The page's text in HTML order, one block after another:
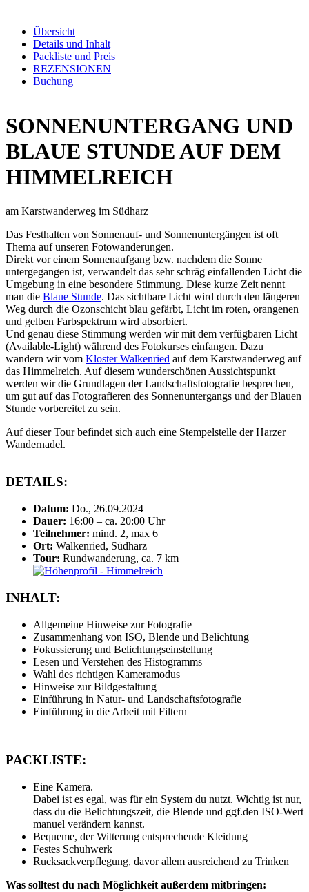
Übersicht
Details und Inhalt
Packliste und Preis
REZENSIONEN
Buchung
SONNENUNTERGANG UND
BLAUE STUNDE AUF DEM
HIMMELREICH
am Karstwanderweg im Südharz
Das Festhalten von Sonnenauf- und Sonnenuntergängen ist oft
Thema auf unseren Fotowanderungen.
Direkt vor einem Sonnenaufgang bzw. nachdem die Sonne
untergegangen ist, verwandelt das sehr schräg einfallenden Licht die
Umgebung in eine besondere Stimmung. Diese kurze Zeit nennt
man die Blaue Stunde. Das sichtbare Licht wird durch den längeren
Weg durch die Ozonschicht blau gefärbt, Licht im roten, orangenen
und gelben Farbspektrum wird absorbiert.
Und genau diese Stimmung werden wir mit dem verfügbaren Licht
(Available-Light) während des Fotokurses einfangen. Dazu
wandern wir vom Kloster Walkenried auf dem Karstwanderweg auf
das Himmelreich. Auf diesem wunderschönen Aussichtspunkt
werden wir die Grundlagen der Landschaftsfotografie besprechen,
um gut auf das Fotografieren des Sonnenuntergangs und der Blauen
Stunde vorbereitet zu sein.
Auf dieser Tour befindet sich auch eine Stempelstelle der Harzer
Wandernadel.
DETAILS:
Datum: Do., 26.09.2024
Dauer: 16:00 – ca. 20:00 Uhr
Teilnehmer: mind. 2, max 6
Ort: Walkenried, Südharz
Tour: Rundwanderung, ca. 7 km
INHALT:
Allgemeine Hinweise zur Fotografie
Zusammenhang von ISO, Blende und Belichtung
Fokussierung und Belichtungseinstellung
Lesen und Verstehen des Histogramms
Wahl des richtigen Kameramodus
Hinweise zur Bildgestaltung
Einführung in Natur- und Landschaftsfotografie
Einführung in die Arbeit mit Filtern
PACKLISTE:
Eine Kamera.
Dabei ist es egal, was für ein System du nutzt. Wichtig ist nur,
dass du die Belichtungszeit, die Blende und ggf.den ISO-Wert
manuel verändern kannst.
Bequeme, der Witterung entsprechende Kleidung
Festes Schuhwerk
Rucksackverpflegung, davor allem ausreichend zu Trinken
Was solltest du nach Möglichkeit außerdem mitbringen: